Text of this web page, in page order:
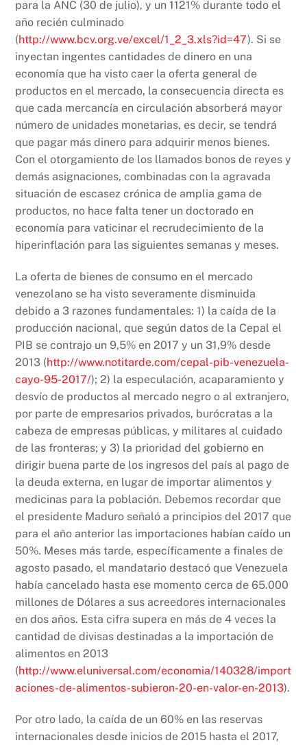
para la ANC (30 de julio), y un 1121% durante todo el
año recién culminado
(http://www.bcv.org.ve/excel/1_2_3.xls?id=47). Si se
inyectan ingentes cantidades de dinero en una
economía que ha visto caer la oferta general de
productos en el mercado, la consecuencia directa es
que cada mercancía en circulación absorberá mayor
número de unidades monetarias, es decir, se tendrá
que pagar más dinero para adquirir menos bienes.
Con el otorgamiento de los llamados bonos de reyes y
demás asignaciones, combinadas con la agravada
situación de escasez crónica de amplia gama de
productos, no hace falta tener un doctorado en
economía para vaticinar el recrudecimiento de la
hiperinflación para las siguientes semanas y meses.
La oferta de bienes de consumo en el mercado
venezolano se ha visto severamente disminuida
debido a 3 razones fundamentales: 1) la caída de la
producción nacional, que según datos de la Cepal el
PIB se contrajo un 9,5% en 2017 y un 31,9% desde
2013 (http://www.notitarde.com/cepal-pib-venezuela-
cayo-95-2017/); 2) la especulación, acaparamiento y
desvío de productos al mercado negro o al extranjero,
por parte de empresarios privados, burócratas a la
cabeza de empresas públicas, y militares al cuidado
de las fronteras; y 3) la prioridad del gobierno en
dirigir buena parte de los ingresos del país al pago de
la deuda externa, en lugar de importar alimentos y
medicinas para la población. Debemos recordar que
el presidente Maduro señaló a principios del 2017 que
para el año anterior las importaciones habían caído un
50%. Meses más tarde, específicamente a finales de
agosto pasado, el mandatario destacó que Venezuela
había cancelado hasta ese momento cerca de 65.000
millones de Dólares a sus acreedores internacionales
en dos años. Esta cifra supera en más de 4 veces la
cantidad de divisas destinadas a la importación de
alimentos en 2013
(http://www.eluniversal.com/economia/140328/import
aciones-de-alimentos-subieron-20-en-valor-en-2013).
Por otro lado, la caída de un 60% en las reservas
internacionales desde inicios de 2015 hasta el 2017,